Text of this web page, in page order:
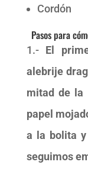
Cordón
Pasos para
1.- El
alebrije
mitad de la
papel
a la bolita y
seguimos